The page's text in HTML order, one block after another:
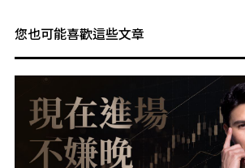
您也可能喜歡這些文章